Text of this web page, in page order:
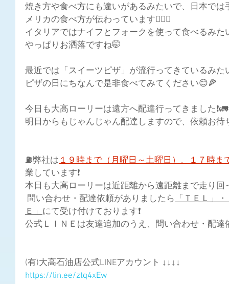
焼き方や食べ方にも違いがあるみたいで、日本で
メリカの食べ方が伝わっています🖐🏻✨
イタリアではナイフとフォークを使って食べるみた
やっぱりお洒落ですね🤭
最近では「スイーツピザ」が流行ってきているみた
ピザの日にちなんで是非食べてみてください😊🍕
今日も大高ローリーは遠方へ配達行ってきました
明日からもじゃんじゃん配達しますので、依頼お待
⛽弊社は１９時まで（月曜日～土曜日）、１７時ま
業しています❗
本日も大高ローリーは近距離から遠距離まで走り回
問い合わせ・配達依頼がありましたら「ＴＥＬ」
Ｅ」にて受け付けております❗
公式ＬＩＮＥは友達追加のうえ、問い合わせ・配
(有)大高石油店公式LINEアカウント ↓↓↓↓
https://lin.ee/ztq4xEw